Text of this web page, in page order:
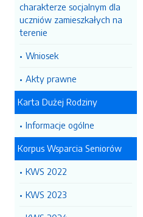
charakterze socjalnym dla
uczniów zamieszkałych na
terenie
Wniosek
Akty prawne
Karta Dużej Rodziny
Informacje ogólne
Korpus Wsparcia Seniorów
KWS 2022
KWS 2023